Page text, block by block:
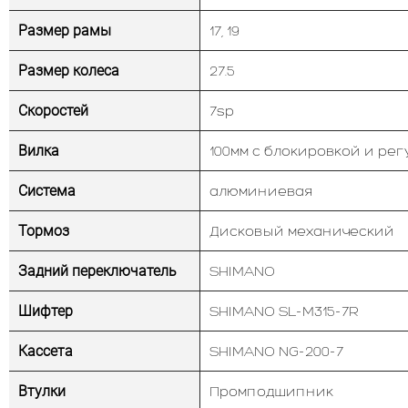
Размер рамы 17, 19
Размер колеса 27.5
Скоростей 7sp
Вилка 100мм с блокировкой и
Система алюминиевая
Тормоз Дисковый механический
Задний переключатель SHIMANO
Шифтер SHIMANO SL-M315-7R
Кассета SHIMANO NG-200-7
Втулки Промподшипник